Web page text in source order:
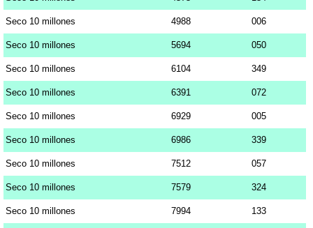
Seco 10 millones 4988 006
Seco 10 millones 5694 050
Seco 10 millones 6104 349
Seco 10 millones 6391 072
Seco 10 millones 6929 005
Seco 10 millones 6986 339
Seco 10 millones 7512 057
Seco 10 millones 7579 324
Seco 10 millones 7994 133